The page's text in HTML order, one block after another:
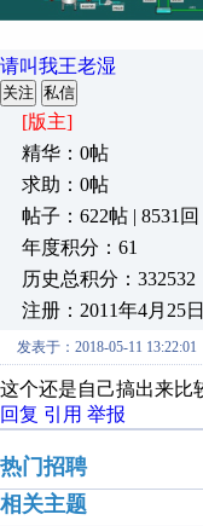
请叫我王老湿
关注 私信
[版主]
精华：0帖
求助：0帖
帖子：622帖 | 8531回
年度积分：61
历史总积分：332532
注册：2011年4月25日
发表于：2018-05-11 13:22:01
这个还是自己搞出来比
回复 引用 举报
热门招聘
相关主题